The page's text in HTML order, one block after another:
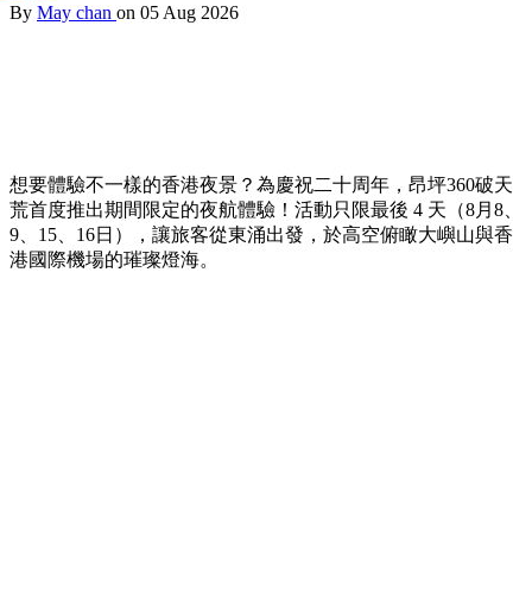
By May chan on 05 Aug 2026
想要體驗不一樣的香港夜景？為慶祝二十周年，昂坪360破天
荒首度推出期間限定的夜航體驗！活動只限最後 4 天（8月8、
9、15、16日），讓旅客從東涌出發，於高空俯瞰大嶼山與香
港國際機場的璀璨燈海。